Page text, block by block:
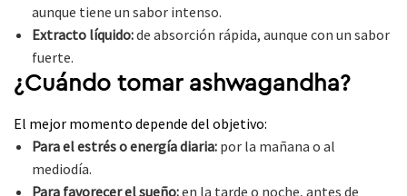
aunque tiene un sabor intenso.
Extracto líquido:de absorción rápida, aunque con un sabor
fuerte.
¿Cuándo tomar ashwagandha?
El mejor momento depende del objetivo:
Para el estrés o energía diaria: por la mañana o al
mediodía.
Para favorecer el sueño:en la tarde o noche, antes de